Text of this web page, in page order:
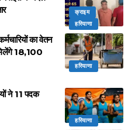
क्राइम
हरियाणा
हरियाणा
का वेतन
18,100
हरियाणा
ने 11 पदक